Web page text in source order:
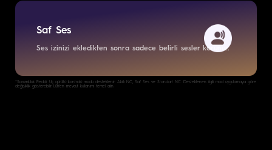
*Sorumluluk Reddi: Üç gürültü kontrolü modu desteklenir: Akıllı NC, Saf Ses ve Standart NC. Desteklenen ilgili mod uygulamaya göre
değişiklik gösterebilir. Lütfen mevcut kullanımı temel alın.
Saf Ses
Ses izinizi ekledikten sonra sadece belirli sesler korunur.